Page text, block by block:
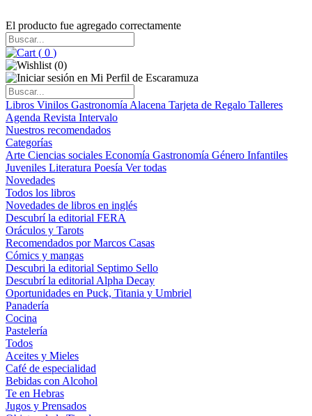
El producto fue agregado correctamente
( 0 )
(0)
Libros Vinilos Gastronomía Alacena Tarjeta de Regalo Talleres
Agenda Revista Intervalo
Nuestros recomendados
Categorías
Arte Ciencias sociales Economía Gastronomía Género Infantiles
Juveniles Literatura Poesía Ver todas
Novedades
Todos los libros
Novedades de libros en inglés
Descubrí la editorial FERA
Oráculos y Tarots
Recomendados por Marcos Casas
Cómics y mangas
Descubri la editorial Septimo Sello
Descubrí la editorial Alpha Decay
Oportunidades en Puck, Titania y Umbriel
Panadería
Cocina
Pastelería
Todos
Aceites y Mieles
Café de especialidad
Bebidas con Alcohol
Te en Hebras
Jugos y Prensados